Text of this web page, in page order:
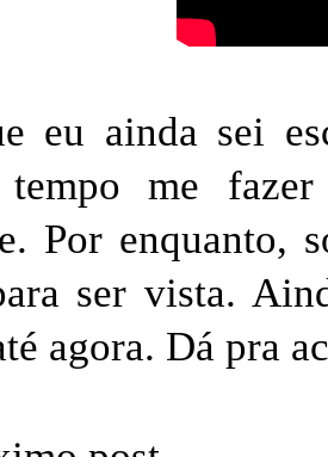
eu ainda sei
me fazer
Por enquanto,
ser vista.
agora. Dá pra